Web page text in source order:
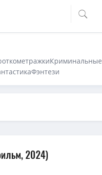
Криминальные
Фэнтези
2024)